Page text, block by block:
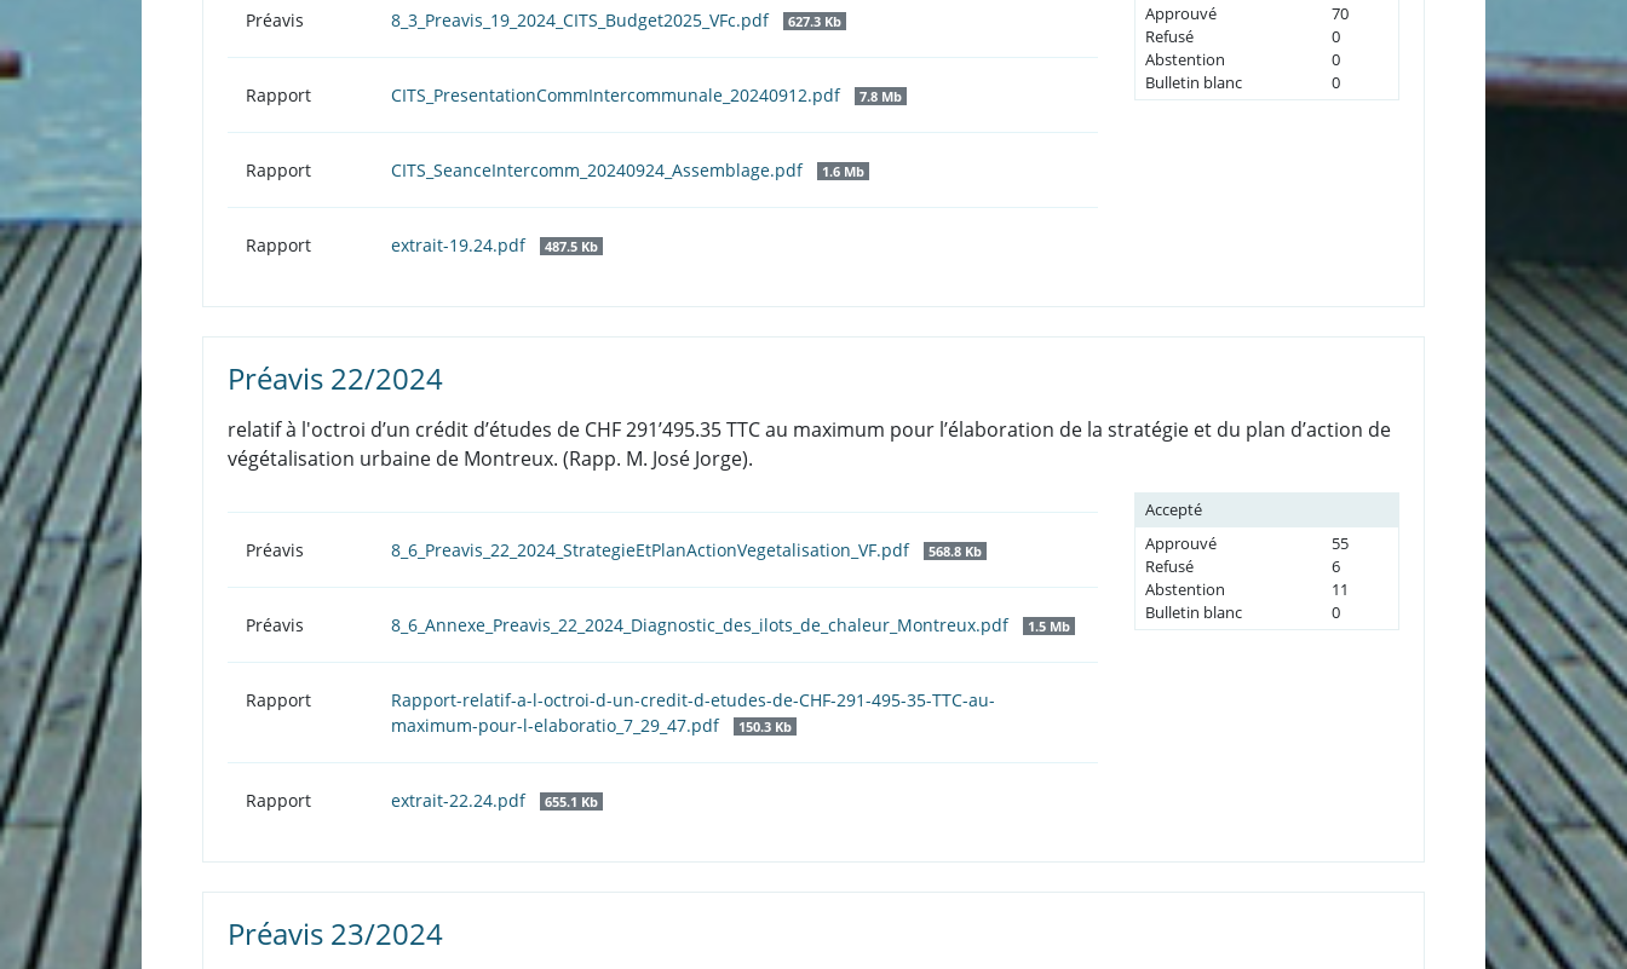
Préavis 8_3_Preavis_19_2024_CITS_Budget2025_VFc.pdf 627.3 Kb
Rapport CITS_PresentationCommIntercommunale_20240912.pdf 7.8 Mb
Rapport CITS_SeanceIntercomm_20240924_Assemblage.pdf 1.6 Mb
Rapport extrait-19.24.pdf 487.5 Kb
Approuvé
70
Refusé
0
Abstention
0
Bulletin blanc
0
Préavis 22/2024
relatif à l'octroi d’un crédit d’études de CHF 291’495.35 TTC au maximum pour l’élaboration de la stratégie et du plan d’action de
végétalisation urbaine de Montreux. (Rapp. M. José Jorge).
Préavis 8_6_Preavis_22_2024_StrategieEtPlanActionVegetalisation_VF.pdf 568.8 Kb
Préavis 8_6_Annexe_Preavis_22_2024_Diagnostic_des_ilots_de_chaleur_Montreux.pdf 1.5 Mb
Rapport
Rapport-relatif-a-l-octroi-d-un-credit-d-etudes-de-CHF-291-495-35-TTC-au-
maximum-pour-l-elaboratio_7_29_47.pdf
150.3 Kb
Rapport extrait-22.24.pdf 655.1 Kb
Accepté
Approuvé
55
Refusé
6
Abstention
11
Bulletin blanc
0
Préavis 23/2024